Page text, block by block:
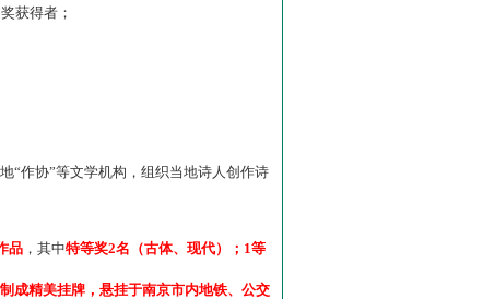
获得者；
“作协”等文学机构，组织当地诗人创作诗
品 ，其中特等奖2名（古体、现代）；1等
成精美挂牌，悬挂于南京市内地铁、公交